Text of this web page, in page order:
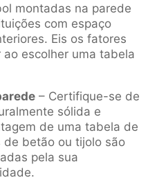
montadas na parede
com espaço
Eis os fatores
escolher uma tabela
– Certifique-se de
sólida e
de uma tabela de
betão ou tijolo são
pela sua